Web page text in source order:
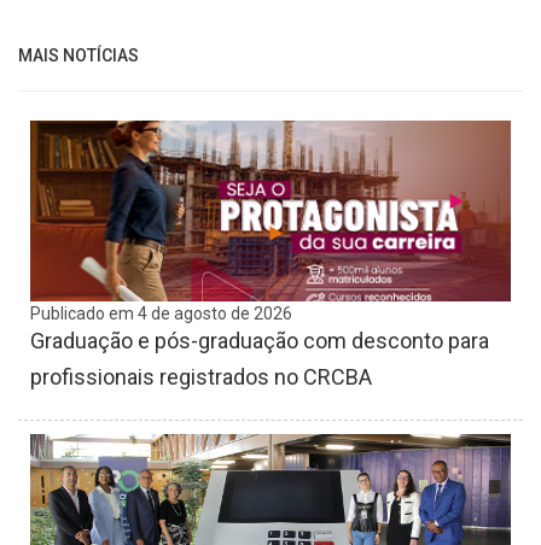
MAIS NOTÍCIAS
Publicado em 4 de agosto de 2026
Graduação e pós-graduação com desconto para
profissionais registrados no CRCBA